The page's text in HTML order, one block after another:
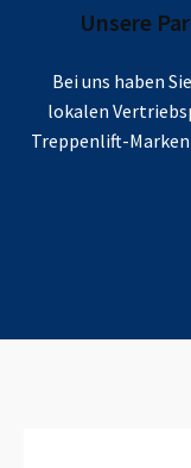
Unsere
Bei uns haben
lokalen
Treppenlift-Marken